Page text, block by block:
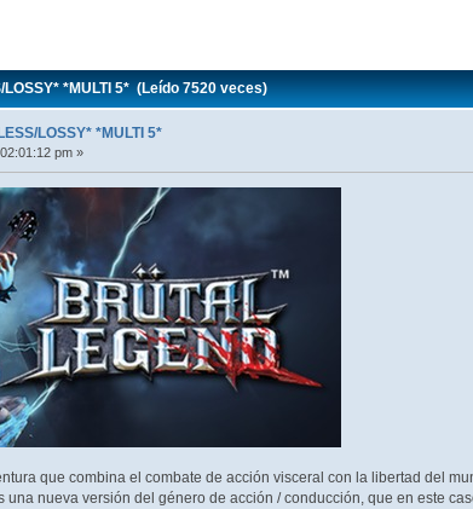
*MULTI 5* (Leído 7520 veces)
LOSSY* *MULTI 5*
pm »
que combina el combate de acción visceral con la libertad del
una nueva versión del género de acción / conducción, que en este